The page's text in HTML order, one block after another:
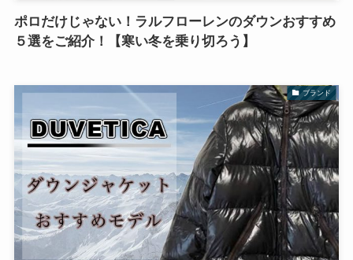
ポロだけじゃない！ラルフローレンのダウンおすすめ
５選をご紹介！【寒い冬を乗り切ろう】
ブランド